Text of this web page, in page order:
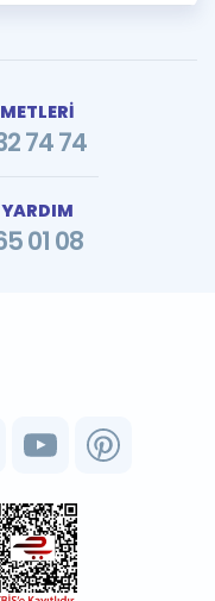
74 74
01 08